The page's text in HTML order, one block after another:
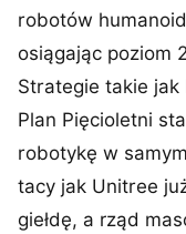
robotów
osiągając poziom
Strategie takie jak
Plan Pięcioletni
robotykę w
tacy jak Unitree
giełdę, a rząd